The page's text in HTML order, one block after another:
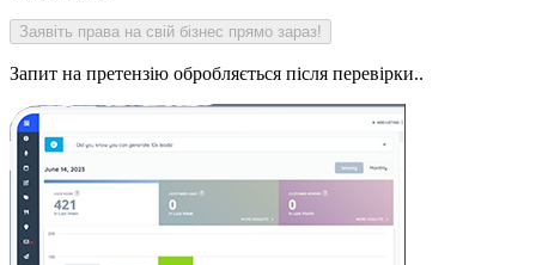
Запит на претензію обробляється після перевірки..